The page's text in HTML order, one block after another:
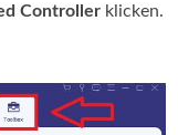
Controller klicken.